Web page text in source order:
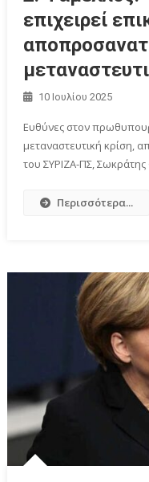
επιχειρεί
10 Ιουλίου 2025
Ευθύνες στον
μεταναστευτική κρίση,
του ΣΥΡΙΖΑ-ΠΣ,
Περισσότερα...